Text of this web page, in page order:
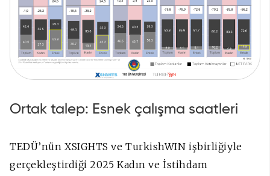
Ortak talep: Esnek çalışma saatleri
TEDÜ’nün XSIGHTS ve TurkishWIN işbirliğiyle
gerçekleştirdiği 2025 Kadın ve İstihdam